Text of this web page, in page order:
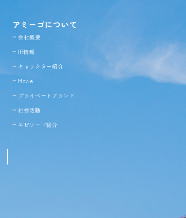
アミーゴについて
会社概要
IR情報
キャラクター紹介
Movie
プライベートブランド
社会活動
エピソード紹介